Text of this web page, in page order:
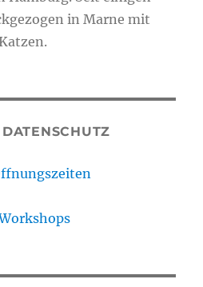
in Marne mit